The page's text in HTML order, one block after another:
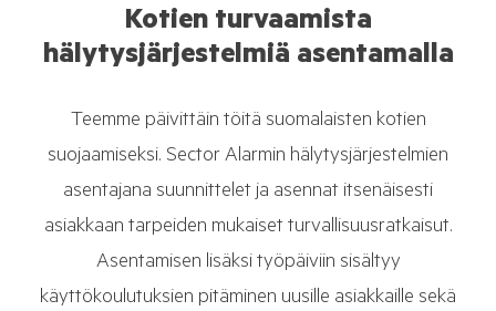
Kotien turvaamista
hälytysjärjestelmiä asentamalla
Teemme päivittäin töitä suomalaisten kotien
suojaamiseksi. Sector Alarmin hälytysjärjestelmien
asentajana suunnittelet ja asennat itsenäisesti
asiakkaan tarpeiden mukaiset turvallisuusratkaisut.
Asentamisen lisäksi työpäiviin sisältyy
käyttökoulutuksien pitäminen uusille asiakkaille sekä